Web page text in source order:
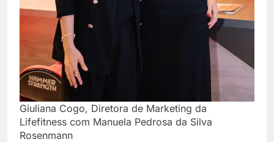
Giuliana Cogo, Diretora de Marketing da
Lifefitness com Manuela Pedrosa da Silva
Rosenmann